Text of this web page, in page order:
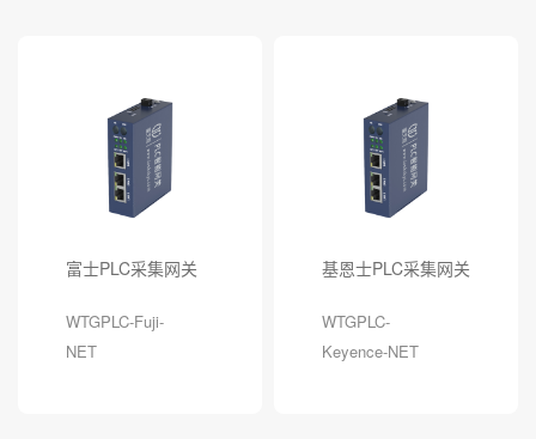
富士PLC采集网关
WTGPLC-Fuji-
NET
基恩士PLC采集网关
WTGPLC-
Keyence-NET